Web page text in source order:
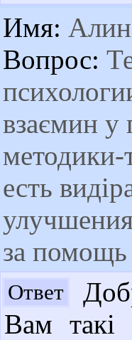
Имя:
Вопрос:
взаємин у
методики-
есть
за помощь
Ответ
Вам